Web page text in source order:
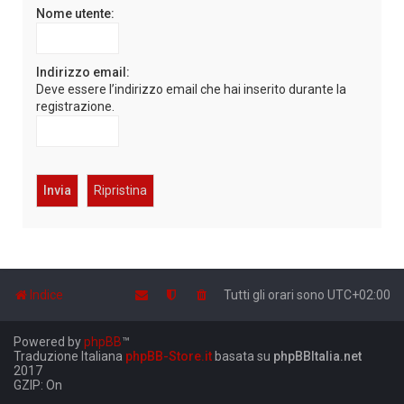
Nome utente:
Indirizzo email:
Deve essere l’indirizzo email che hai inserito durante la
registrazione.
Indice Tutti gli orari sono UTC+02:00
Powered byphpBB™
Traduzione Italiana phpBB-Store.it basata su phpBBItalia.net
2017
GZIP: On